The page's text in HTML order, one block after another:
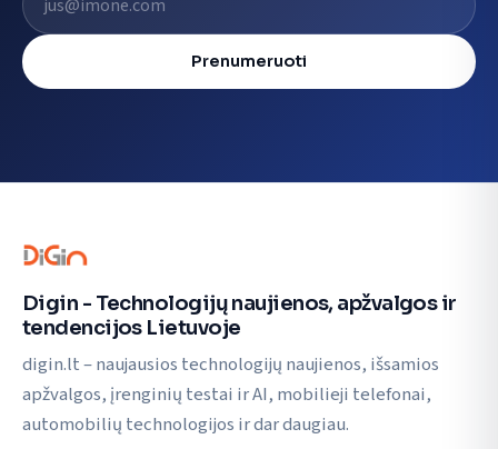
Prenumeruoti
Digin - Technologijų naujienos, apžvalgos ir
tendencijos Lietuvoje
digin.lt – naujausios technologijų naujienos, išsamios
apžvalgos, įrenginių testai ir AI, mobilieji telefonai,
automobilių technologijos ir dar daugiau.